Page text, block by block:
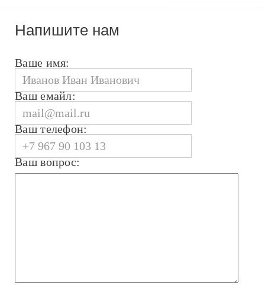
Напишите нам
Ваше имя:
Ваш емайл:
Ваш телефон:
Ваш вопрос: